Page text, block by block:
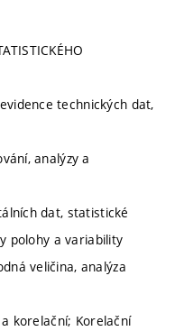
technických dat,
analýzy a
dat, statistické
polohy a variability
veličina, analýza
korelační; Korelační